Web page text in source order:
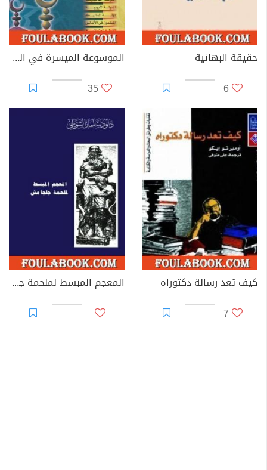
حقيقة البهائية
6
الموسوعة الميسرة في التاريخ الإسلامي
35
كيف تعد رسالة دكتوراه
7
المعجم المبسط لملحمة جلجامش